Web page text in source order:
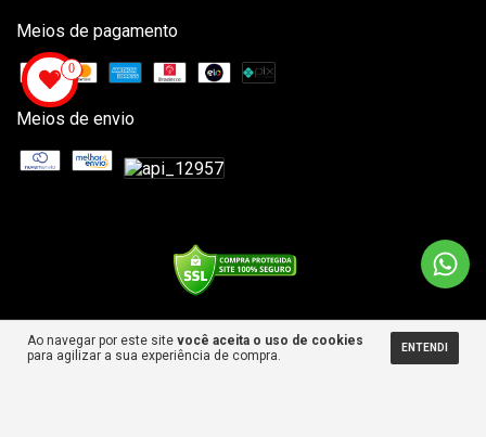
Ao navegar por este site você aceita o uso de cookies
para agilizar a sua experiência de compra.
ENTENDI
Meios de pagamento
Meios de envio
Copyright NB SKATESHOP - 34656927000104 - 2026. Todos os direitos
reservados.
0